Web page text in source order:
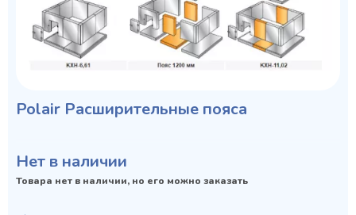
Polair Расширительные пояса
Нет в наличии
Товара нет в наличии, но его можно заказать